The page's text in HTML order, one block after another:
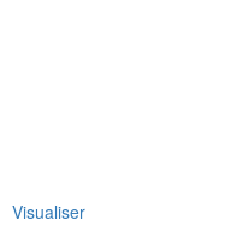
Visualiser